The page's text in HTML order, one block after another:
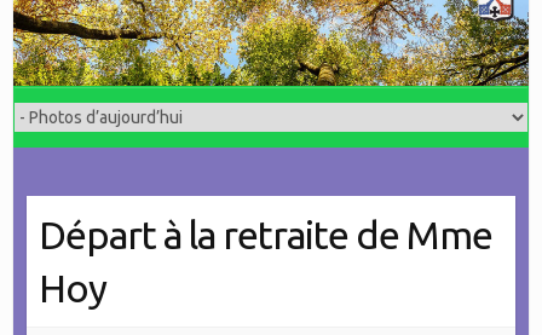
Départ à la retraite de Mme
Hoy